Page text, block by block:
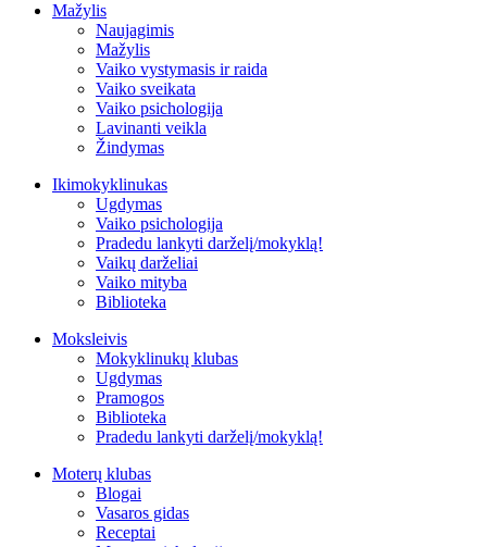
Mažylis
Naujagimis
Mažylis
Vaiko vystymasis ir raida
Vaiko sveikata
Vaiko psichologija
Lavinanti veikla
Žindymas
Ikimokyklinukas
Ugdymas
Vaiko psichologija
Pradedu lankyti darželį/mokyklą!
Vaikų darželiai
Vaiko mityba
Biblioteka
Moksleivis
Mokyklinukų klubas
Ugdymas
Pramogos
Biblioteka
Pradedu lankyti darželį/mokyklą!
Moterų klubas
Blogai
Vasaros gidas
Receptai